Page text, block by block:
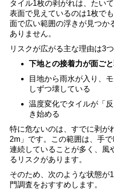
タイル1枚の剥がれは、たい
表面で見えているのは1枚で
面で広い範囲の浮きが見つか
ありません。
リスクが広がる主な理由は3つ
下地との接着力が面ご
目地から雨水が入り、
しずつ壊している
温度変化でタイルが「
き始める
特に危ないのは、すでに剥が
2m」です。この範囲は、手
連続していることが多く、風
るリスクがあります。
そのため、次のような状態が
門調査をおすすめします。